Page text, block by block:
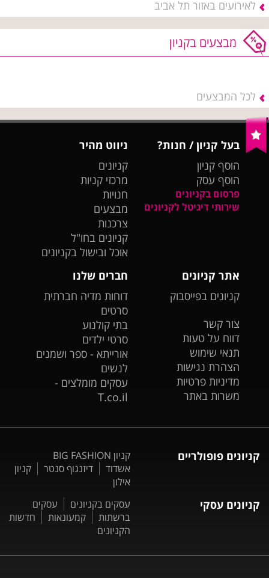
לאירועים באזור תל אביב
מבצעים בקניון
לכל המבצעים
בעל קניון / חנות?
הוסף קניון
הוסף עסק
פרסום בקניונים
שירותי דיגיטל לקניונים
ניווט מהיר
קניונים
מרכזי קניות
חנויות
מבצעים
צרכנות
קניונים בחו"ל
אוכל ובישול בקניונים
אתר קניונים
קניונים בפייסבוק
צור קשר
דווח על טעות
תנאי שימוש
הצהרת נגישות
מדיניות פרטיות
משרות באתר
חברים שלנו
דוחות מדיה חברתית
סרטים
בתי קולנוע
סרטי ילדים
אורייתא - ספר ושמנים
לנשים
עסקים מומלצים -
T.co.il
קניונים פופולריים
קניון BIG FASHION
אשדוד
דיזנגוף סנטר
קניון
אילון
קניונים עסקי עסקים בקניונים
עסקים
ברשתות
קמעונאות
חדשות
הקניונים